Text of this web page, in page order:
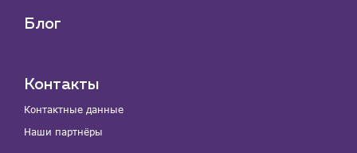
Блог
Контакты
Контактные данные
Наши партнёры